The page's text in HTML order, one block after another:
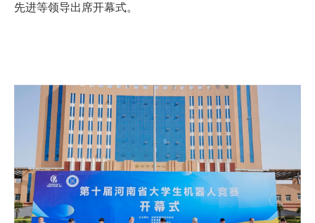
先进等领导出席开幕式。